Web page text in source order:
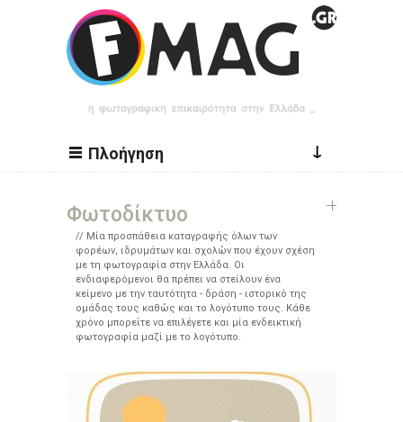
Παράκαμψη προς το κυρίως περιεχόμενο
Πλοήγηση ↓
Φωτοδίκτυο
Μία προσπάθεια καταγραφής όλων των
φορέων, ιδρυμάτων και σχολών που έχουν σχέση
με τη φωτογραφία στην Ελλάδα. Οι
ενδιαφερόμενοι θα πρέπει να στείλουν ένα
κείμενο με την ταυτότητα - δράση - ιστορικό της
ομάδας τους καθώς και το λογότυπο τους. Κάθε
χρόνο μπορείτε να επιλέγετε και μία ενδεικτική
φωτογραφία μαζί με το λογότυπο.